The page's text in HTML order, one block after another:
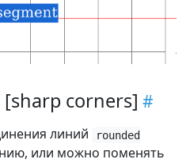
corners]
линий
rounded
или можно поменять